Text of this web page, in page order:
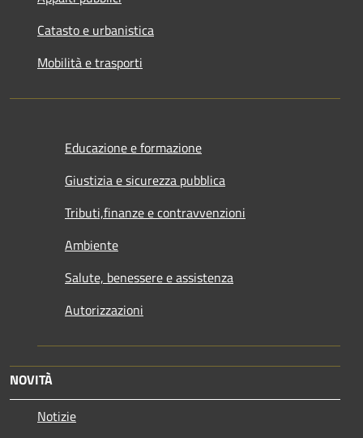
Catasto e urbanistica
Mobilità e trasporti
Educazione e formazione
Giustizia e sicurezza pubblica
Tributi,finanze e contravvenzioni
Ambiente
Salute, benessere e assistenza
Autorizzazioni
NOVITÀ
Notizie